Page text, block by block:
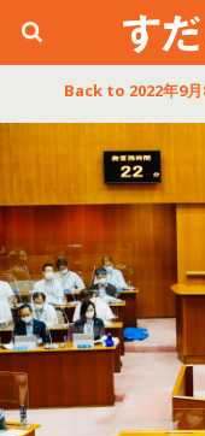
Back to 2022年9月